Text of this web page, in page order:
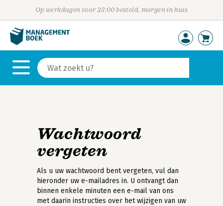
Op werkdagen voor 23:00 besteld, morgen in huis
Wachtwoord
vergeten
Als u uw wachtwoord bent vergeten, vul dan
hieronder uw e-mailadres in. U ontvangt dan
binnen enkele minuten een e-mail van ons
met daarin instructies over het wijzigen van uw